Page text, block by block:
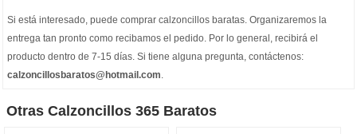
Si está interesado, puede comprar calzoncillos baratas . Organizaremos la
entrega tan pronto como recibamos el pedido. Por lo general, recibirá el
producto dentro de 7-15 días. Si tiene alguna pregunta, contáctenos:
calzoncillosbaratos@hotmail.com
Otras Calzoncillos 365 Baratos